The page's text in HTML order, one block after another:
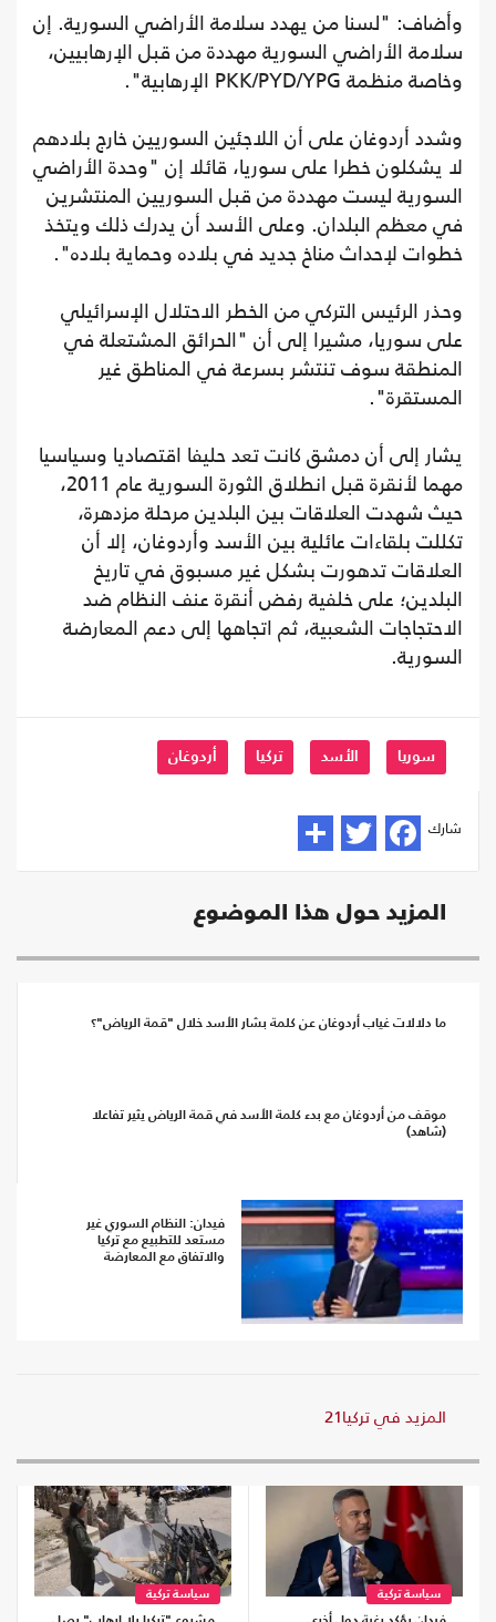
وأضاف: "لسنا من يهدد سلامة الأراضي السورية. إن
سلامة الأراضي السورية مهددة من قبل الإرهابيين،
وخاصة منظمة PKK/PYD/YPG الإرهابية".
وشدد أردوغان على أن اللاجئين السوريين خارج بلادهم
لا يشكلون خطرا على سوريا، قائلا إن "وحدة الأراضي
السورية ليست مهددة من قبل السوريين المنتشرين
في معظم البلدان. وعلى الأسد أن يدرك ذلك ويتخذ
خطوات لإحداث مناخ جديد في بلاده وحماية بلاده".
وحذر الرئيس التركي من الخطر الاحتلال الإسرائيلي
على سوريا، مشيرا إلى أن "الحرائق المشتعلة في
المنطقة سوف تنتشر بسرعة في المناطق غير
المستقرة".
يشار إلى أن دمشق كانت تعد حليفا اقتصاديا وسياسيا
مهما لأنقرة قبل انطلاق الثورة السورية عام 2011،
حيث شهدت العلاقات بين البلدين مرحلة مزدهرة،
تكللت بلقاءات عائلية بين الأسد وأردوغان، إلا أن
العلاقات تدهورت بشكل غير مسبوق في تاريخ
البلدين؛ على خلفية رفض أنقرة عنف النظام ضد
الاحتجاجات الشعبية، ثم اتجاهها إلى دعم المعارضة
السورية.
سوريا الأسد تركيا أردوغان
شارك
المزيد حول هذا الموضوع
ما دلالات غياب أردوغان عن كلمة بشار الأسد خلال "قمة الرياض"؟
موقف من أردوغان مع بدء كلمة الأسد في قمة الرياض يثير تفاعلا
(شاهد)
فيدان: النظام السوري غير
مستعد للتطبيع مع تركيا
والاتفاق مع المعارضة
المزيد في تركيا21
سياسة تركية سياسة تركية